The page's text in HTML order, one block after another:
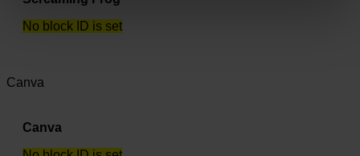
No block ID is set
Canva
Canva